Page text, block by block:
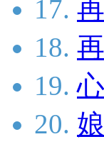
17.
18.
19.
20.